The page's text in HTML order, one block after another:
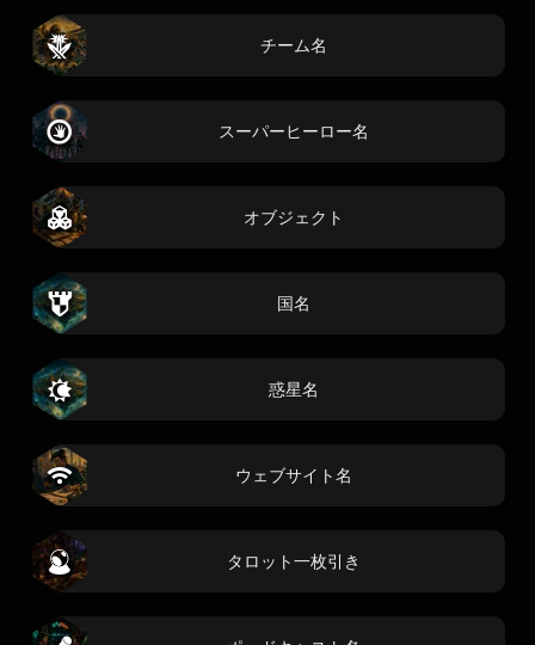
チーム名
スーパーヒーロー名
オブジェクト
国名
惑星名
ウェブサイト名
タロット一枚引き